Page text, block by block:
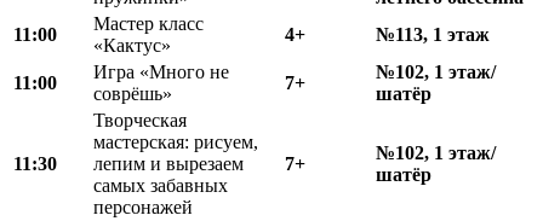
11:00
Мастер класс
«Кактус»
4+ №113, 1 этаж
11:00
Игра «Много не
соврёшь»
7+
№102, 1 этаж/
шатёр
11:30
Творческая
мастерская: рисуем,
лепим и вырезаем
самых забавных
персонажей
7+
№102, 1 этаж/
шатёр